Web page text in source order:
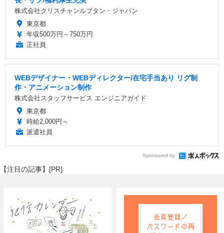
株式会社クリスチャンルブタン・ジャパン
東京都
年収500万円～750万円
正社員
WEBデザイナー・WEBディレクター/在宅手当あり リグ制
作・アニメーション制作
株式会社スタッフサービス エンジニアガイド
東京都
時給2,000円～
派遣社員
Sponsored by
【注目の記事】[PR]